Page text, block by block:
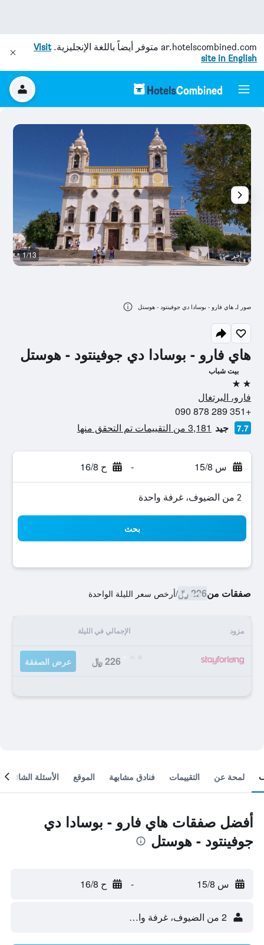
ar.hotelscombined.com متوفر أيضاً باللغة الإنجليزية.Visit
site in English
هاي فارو - بوسادا دي جوفينتود - هوستل
بيت شباب
2 نجمتين
فارو، البرتغال
+351 289 878 090
7.7 جيد 3,181 من التقييمات تم التحقق منها
س 15/8 - ح 16/8
2 من الضيوف، غرفة واحدة
بحث
صفقات من226 ﷼ /أرخص سعر الليلة الواحدة
مزود الإجمالي في الليلة
226 ﷼ عرض الصفقة
آخر 1/13
صور لـ هاي فارو - بوسادا دي جوفينتود - هوستل
لمحة عن التقييمات فنادق مشابهة الموقع الأسئلة الشائعة
أفضل صفقات هاي فارو - بوسادا دي
جوفينتود - هوستل
س 15/8 - ح 16/8
2 من الضيوف، غرفة واحدة